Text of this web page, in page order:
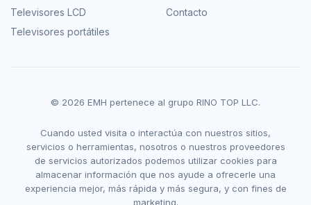
Televisores LCD
Televisores portátiles
Contacto
© 2026 EMH pertenece al grupo RINO TOP LLC.
Cuando usted visita o interactúa con nuestros sitios,
servicios o herramientas, nosotros o nuestros proveedores
de servicios autorizados podemos utilizar cookies para
almacenar información que nos ayude a ofrecerle una
experiencia mejor, más rápida y más segura, y con fines de
marketing.